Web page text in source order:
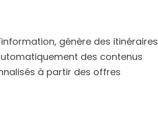
génère des itinéraires
des contenus
à partir des offres